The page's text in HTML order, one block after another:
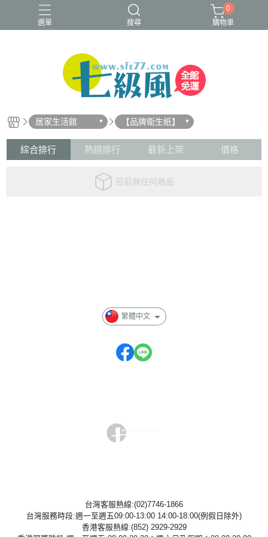
選單 搜尋
0
購物車
居家生活館 【品牌衛生紙】
綜合排行 熱銷排行 最新上架 價格
目前無任何商品
台灣客服熱線:(02)7746-1866
台灣服務時段:週一至週五09:00-13:00 14:00-18:00(例假日除外)
香港客服熱線:(852) 2929-2929
繁體中文